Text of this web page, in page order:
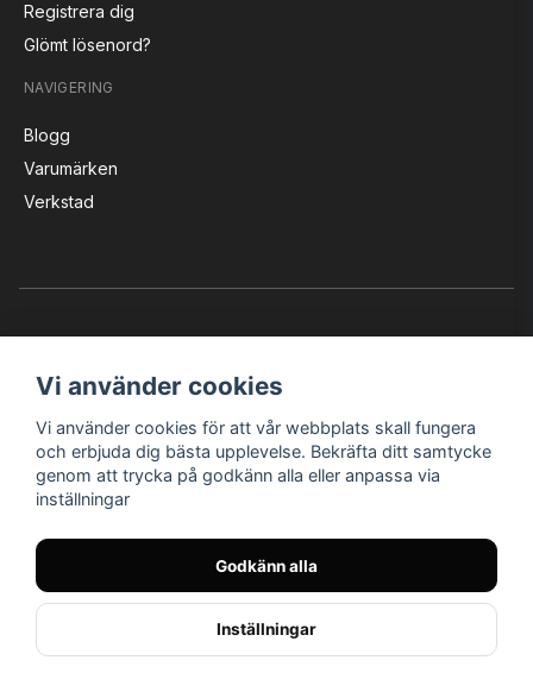
Registrera dig
Glömt lösenord?
NAVIGERING
Blogg
Varumärken
Verkstad
© Nilssons MC - Allt för dig & din MC
Instagram Facebook YouTube
Vi använder cookies
Vi använder cookies för att vår webbplats skall fungera
och erbjuda dig bästa upplevelse. Bekräfta ditt samtycke
genom att trycka på godkänn alla eller anpassa via
inställningar
Godkänn alla
Inställningar